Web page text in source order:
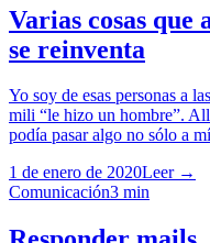
Varias cosas que
se reinventa
Yo soy de esas personas a
mili “le hizo un hombre”.
podía pasar algo no sólo a
1 de enero de 2020Leer →
Comunicación3 min